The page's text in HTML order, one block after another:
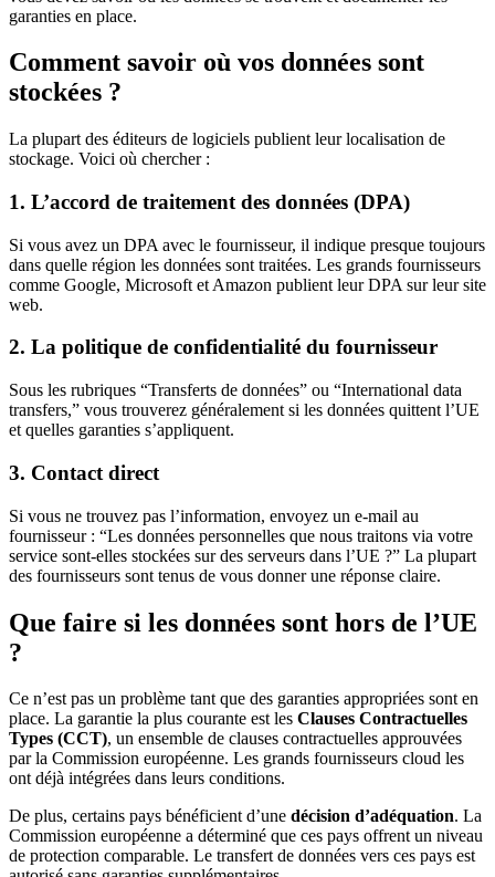
garanties en place.
Comment savoir où vos données sont
stockées ?
La plupart des éditeurs de logiciels publient leur localisation de
stockage. Voici où chercher :
1. L’accord de traitement des données (DPA)
Si vous avez un DPA avec le fournisseur, il indique presque toujours
dans quelle région les données sont traitées. Les grands fournisseurs
comme Google, Microsoft et Amazon publient leur DPA sur leur site
web.
2. La politique de confidentialité du fournisseur
Sous les rubriques “Transferts de données” ou “International data
transfers,” vous trouverez généralement si les données quittent l’UE
et quelles garanties s’appliquent.
3. Contact direct
Si vous ne trouvez pas l’information, envoyez un e-mail au
fournisseur : “Les données personnelles que nous traitons via votre
service sont-elles stockées sur des serveurs dans l’UE ?” La plupart
des fournisseurs sont tenus de vous donner une réponse claire.
Que faire si les données sont hors de l’UE
?
Ce n’est pas un problème tant que des garanties appropriées sont en
place. La garantie la plus courante est les Clauses Contractuelles
Types (CCT), un ensemble de clauses contractuelles approuvées
par la Commission européenne. Les grands fournisseurs cloud les
ont déjà intégrées dans leurs conditions.
De plus, certains pays bénéficient d’une décision d’adéquation. La
Commission européenne a déterminé que ces pays offrent un niveau
de protection comparable. Le transfert de données vers ces pays est